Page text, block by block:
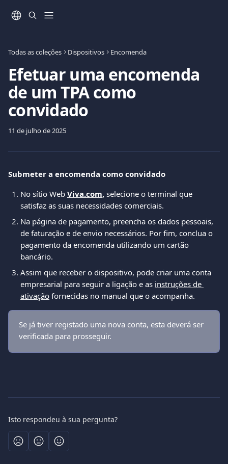
Todas as coleções Dispositivos Encomenda
Efetuar uma encomenda
de um TPA como
convidado
11 de julho de 2025
Submeter a encomenda como convidado
No sítio Web Viva.com, selecione o terminal que
satisfaz as suas necessidades comerciais.
Na página de pagamento, preencha os dados pessoais,
de faturação e de envio necessários. Por fim, conclua o
pagamento da encomenda utilizando um cartão
bancário.
Assim que receber o dispositivo, pode criar uma conta
empresarial para seguir a ligação e as instruções de
ativação fornecidas no manual que o acompanha.
Se já tiver registado uma nova conta, esta deverá ser
verificada para prosseguir.
Isto respondeu à sua pergunta?